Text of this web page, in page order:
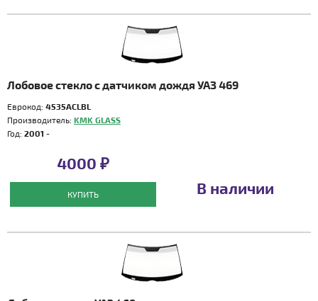
Лобовое стекло с датчиком дождя УАЗ 469
Еврокод: 4535ACLBL
Производитель: KMK GLASS
Год: 2001 -
4000 ₽
КУПИТЬ В наличии